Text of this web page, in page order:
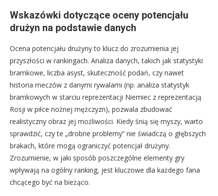
Wskazówki dotyczące oceny potencjału
drużyn na podstawie danych
Ocena potencjału drużyny to klucz do zrozumienia jej
przyszłości w rankingach. Analiza danych, takich jak statystyki
bramkowe, liczba asyst, skuteczność podań, czy nawet
historia meczów z danymi rywalami (np. analiza statystyk
bramkowych w starciu reprezentacji Niemiec z reprezentacją
Rosji w piłce nożnej mężczyzn), pozwala zbudować
realistyczny obraz jej możliwości. Kiedy śnią się myszy, warto
sprawdzić, czy te „drobne problemy” nie świadczą o głębszych
brakach, które mogą ograniczyć potencjał drużyny.
Zrozumienie, w jaki sposób poszczególne elementy gry
wpływają na ogólny ranking, jest kluczowe dla każdego fana
chcącego być na bieżąco.